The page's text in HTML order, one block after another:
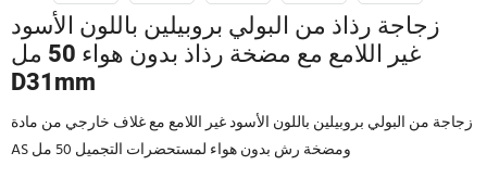
زجاجة رذاذ من البولي بروبيلين باللون الأسود
غير اللامع مع مضخة رذاذ بدون هواء 50 مل
D31mm
زجاجة من البولي بروبيلين باللون الأسود غير اللامع مع غلاف خارجي من مادة
AS ومضخة رش بدون هواء لمستحضرات التجميل 50 مل